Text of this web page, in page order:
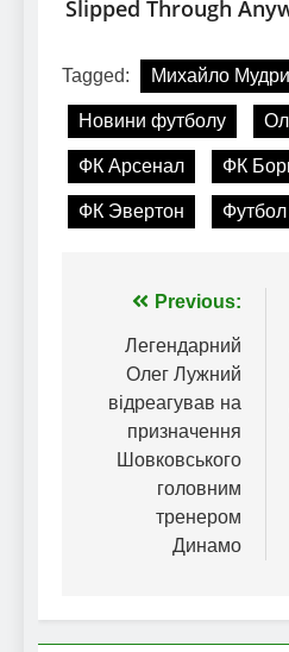
Tagged: Михайло
Новини футболу
ФК Арсенал ФК
ФК Эвертон Футбол
Навігація
записів
Previous:
Легендарний
Олег Лужний
відреагував на
призначення
Шовковського
головним
тренером
Динамо